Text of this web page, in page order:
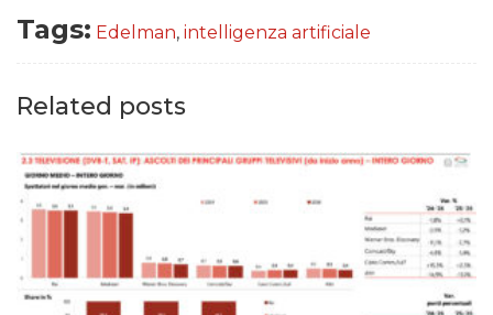
Tags: Edelman, intelligenza artificiale
Related posts